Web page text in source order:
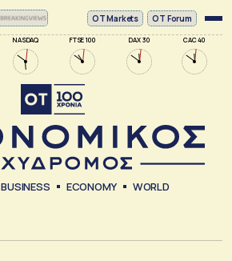
NASDAQ FTSE 100 DAX 30 CAC 40
ΟΤ Markets OT Forum
BUSINESS ECONOMY WORLD